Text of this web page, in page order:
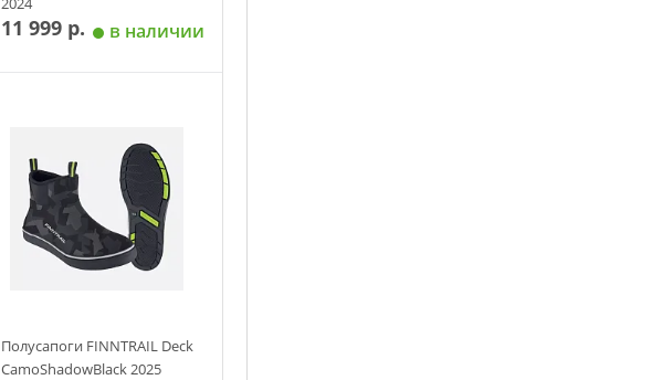
11 999 р. в наличии
Размер
39 40 41 42
Полусапоги FINNTRAIL Deck
CamoShadowBlack 2025